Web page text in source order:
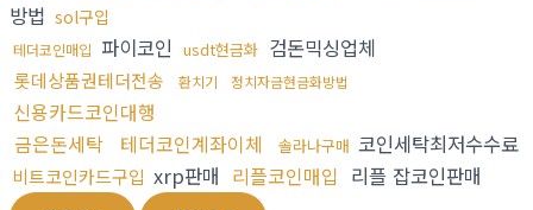
방법 sol구입
테더코인매입 파이코인 usdt현금화 검돈믹싱업체
롯데상품권테더전송 환치기 정치자금현금화방법
신용카드코인대행
금은돈세탁
테더코인계좌이체 솔라나구매 코인세탁최저수수료
비트코인카드구입 xrp판매 리플코인매입 리플 잡코인판매